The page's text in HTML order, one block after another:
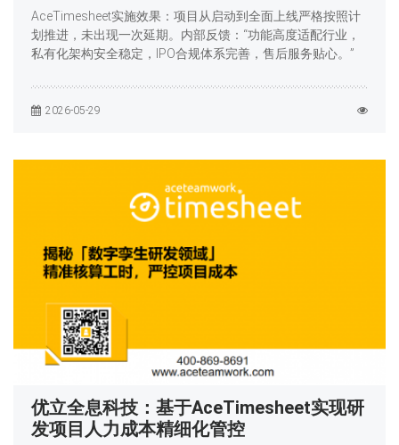
AceTimesheet实施效果：项目从启动到全面上线严格按照计
划推进，未出现一次延期。内部反馈：“功能高度适配行业，
私有化架构安全稳定，IPO合规体系完善，售后服务贴心。”
2026-05-29
优立全息科技：基于AceTimesheet实现研
发项目人力成本精细化管控